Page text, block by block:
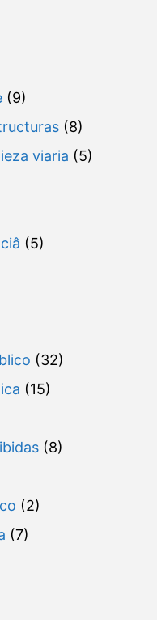
(9)
(8)
viaria (5)
(5)
(32)
(15)
(8)
(2)
(7)